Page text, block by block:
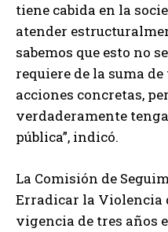
tiene cabida en la
atender
sabemos que esto no
requiere de la suma
acciones concretas,
verdaderamente
pública”, indicó.
La Comisión de
Erradicar la Violencia
vigencia de tres años